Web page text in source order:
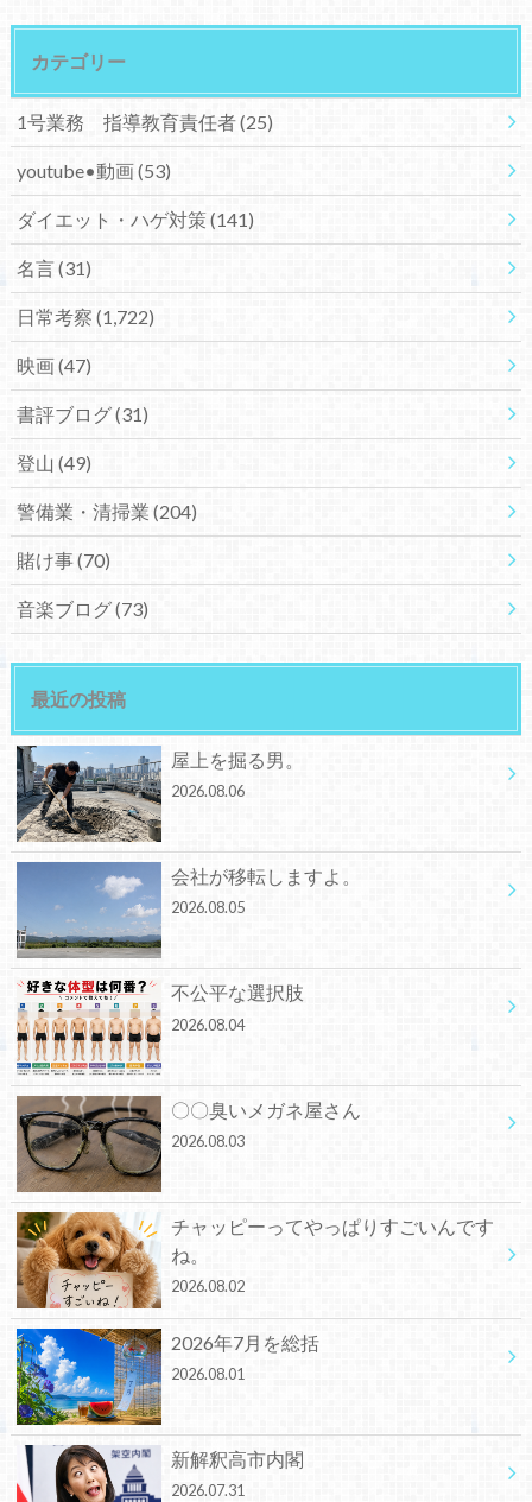
カテゴリー
1号業務 指導教育責任者(25)
youtube•動画(53)
ダイエット・ハゲ対策(141)
名言(31)
日常考察 (1,722)
映画(47)
書評ブログ(31)
登山 (49)
警備業・清掃業 (204)
賭け事(70)
音楽ブログ(73)
最近の投稿
屋上を掘る男。
2026.08.06
会社が移転しますよ。
2026.08.05
不公平な選択肢
2026.08.04
〇〇臭いメガネ屋さん
2026.08.03
チャッピーってやっぱりすごいんです
ね。
2026.08.02
2026年7月を総括
2026.08.01
新解釈高市内閣
2026.07.31